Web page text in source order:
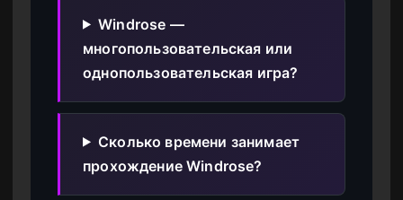
Windrose —
многопользовательская или
однопользовательская игра?
Сколько времени занимает
прохождение Windrose?